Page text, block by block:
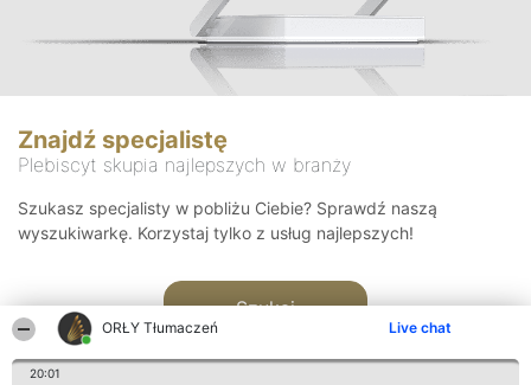
ORŁY Tłumaczeń Live chat
20:01
Znajdź specjalistę
Plebiscyt skupia najlepszych w branży
Szukasz specjalisty w pobliżu Ciebie? Sprawdź naszą
wyszukiwarkę. Korzystaj tylko z usług najlepszych!
Szukaj